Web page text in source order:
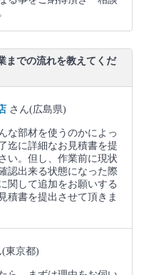
までの流れを教えてくだ
さん(広島県)
な部材を使うのかによっ
迄に詳細なお見積書を提
い。但し、作業前に現状
認出来る状態になった際
関して追加をお願いする
積書を提出させて頂きま
(東京都)